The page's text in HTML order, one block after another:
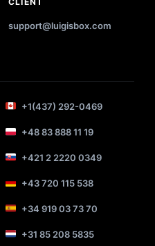
support@luigisbox.com
+1(437) 292-0469
+48 83 888 11 19
+421 2 2220 0349
+43 720 115 538
+34 919 03 73 70
+31 85 208 5835